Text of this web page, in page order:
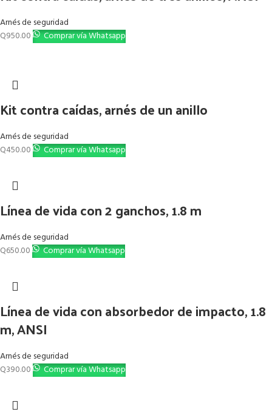
Arnés de seguridad
Q950.00 Comprar vía Whatsapp
Kit contra caídas, arnés de un anillo
Arnés de seguridad
Q450.00 Comprar vía Whatsapp
Línea de vida con 2 ganchos, 1.8 m
Arnés de seguridad
Q650.00 Comprar vía Whatsapp
Línea de vida con absorbedor de impacto, 1.8
m, ANSI
Arnés de seguridad
Q390.00 Comprar vía Whatsapp